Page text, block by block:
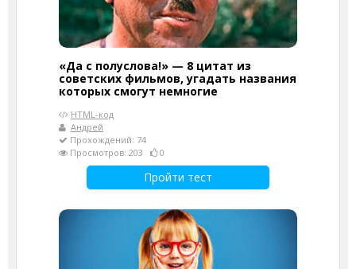
«Да с полуслова!» — 8 цитат из
советских фильмов, угадать названия
которых смогут немногие
HTML-код
Андрей
Прохождений: 74
Просмотров: 203
0
Пройти тест